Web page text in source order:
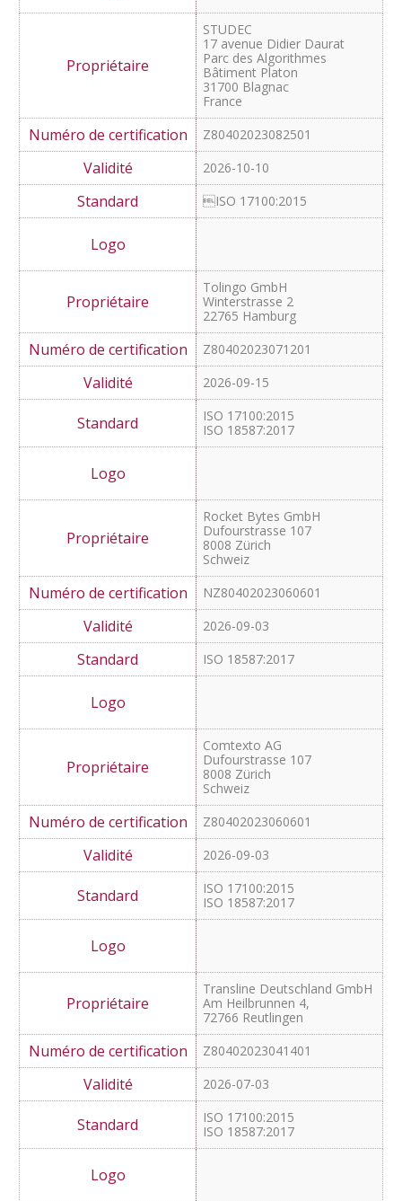
Av. Ten. Valadim n.° 17 2°
2560-275 Torres Vedras
Portugal
Z80402020083101
2026-10-15
ISO 17100:2015
ISO 18587:2017
17 avenue Didier Daurat
Parc des Algorithmes
Bâtiment Platon
31700 Blagnac
ISO 17100:2015
Tolingo GmbH
Winterstrasse 2
22765 Hamburg
Z80402023071201
2026-09-15
ISO 17100:2015
ISO 18587:2017
Rocket Bytes GmbH
Dufourstrasse 107
8008 Zürich
Schweiz
NZ80402023060601
2026-09-03
ISO 18587:2017
Comtexto AG
Dufourstrasse 107
8008 Zürich
Schweiz
Z80402023060601
2026-09-03
ISO 17100:2015
ISO 18587:2017